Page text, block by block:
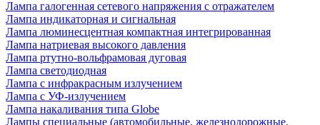
Лампа галогенная сетевого напряжения с отражателем
Лампа индикаторная и сигнальная
Лампа люминесцентная компактная интегрированная
Лампа натриевая высокого давления
Лампа ртутно-вольфрамовая дуговая
Лампа светодиодная
Лампа с инфракрасным излучением
Лампа с УФ-излучением
Лампа накаливания типа Globe
Лампы специальные (автомобильные, железнодорожные,